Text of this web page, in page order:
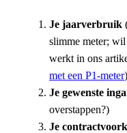
Je jaarverbruik
slimme meter;
werkt in ons
met een P1-meter)
Je gewenste
overstappen?)
Je